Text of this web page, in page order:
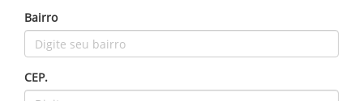
Bairro
CEP.